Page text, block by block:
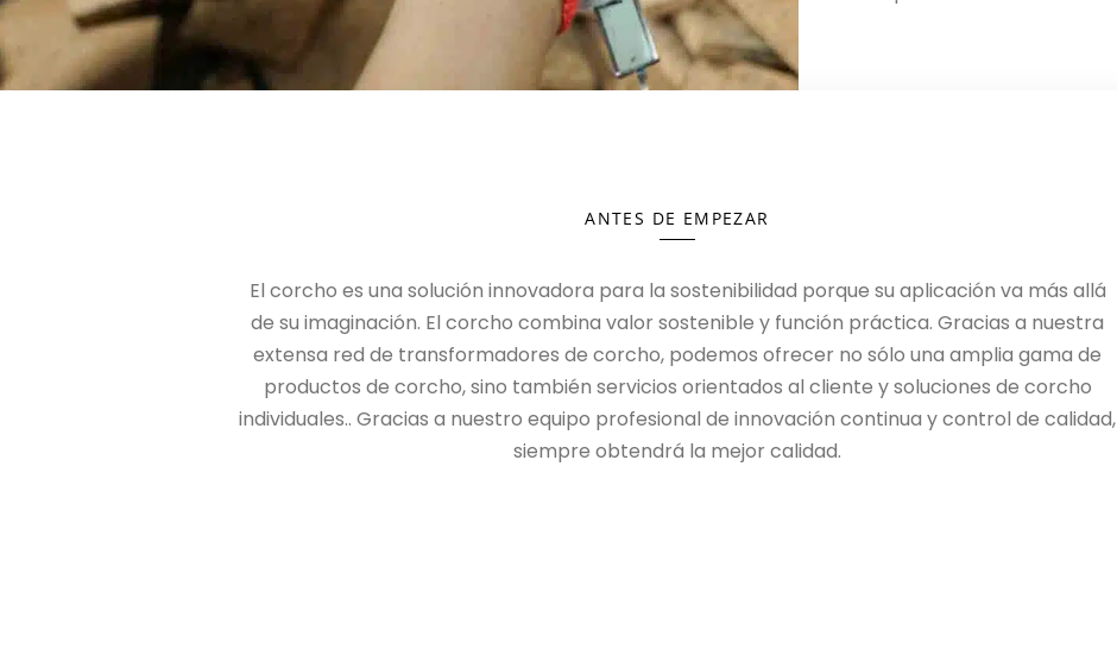
ANTES DE EMPEZAR
El corcho es una solución innovadora para la sostenibilidad porque su aplicación va más allá
de su imaginación. El corcho combina valor sostenible y función práctica. Gracias a nuestra
extensa red de transformadores de corcho, podemos ofrecer no sólo una amplia gama de
productos de corcho, sino también servicios orientados al cliente y soluciones de corcho
individuales.. Gracias a nuestro equipo profesional de innovación continua y control de calidad,
siempre obtendrá la mejor calidad.